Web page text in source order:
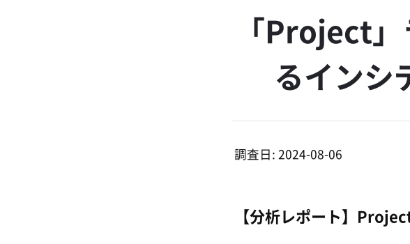
「Project
るインシ
調査日: 2024-08-06
【分析レポート】